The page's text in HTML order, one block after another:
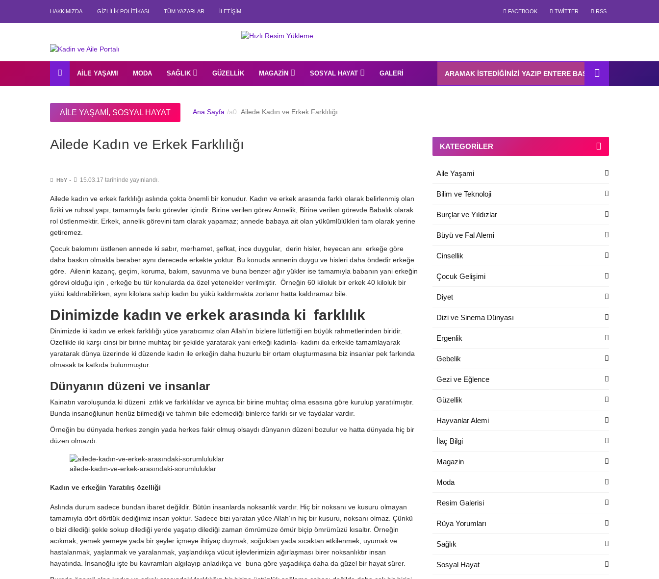
HAKKIMIZDA GIZLILIK POLITIKASI TÜM YAZARLAR İLETIŞIM FACEBOOK TWITTER RSS
AILE YAŞAMI MODA SAĞLIK GÜZELLIK MAGAZIN SOSYAL HAYAT GALERI
AILE YAŞAMI , SOSYAL HAYAT Ana Sayfa Ailede Kadın ve Erkek Farklılığı
Ailede Kadın ve Erkek Farklılığı
HbY - 15.03.17 tarihinde yayınlandı.
Ailede kadın ve erkek farklılığı aslında çokta önemli bir konudur. Kadın ve erkek arasında farklı olarak belirlenmiş olan
fiziki ve ruhsal yapı, tamamıyla farkı görevler içindir. Birine verilen görev Annelik, Birine verilen görevde Babalık olarak
rol üstlenmektir. Erkek, annelik görevini tam olarak yapamaz; annede babaya ait olan yükümlülükleri tam olarak yerine
getiremez.
Çocuk bakımını üstlenen annede ki sabır, merhamet, şefkat, ince duygular, derin hisler, heyecan anı erkeğe göre
daha baskın olmakla beraber aynı derecede erkekte yoktur. Bu konuda annenin duygu ve hisleri daha öndedir erkeğe
göre. Ailenin kazanç, geçim, koruma, bakım, savunma ve buna benzer ağır yükler ise tamamıyla babanın yani erkeğin
görevi olduğu için , erkeğe bu tür konularda da özel yetenekler verilmiştir. Örneğin 60 kiloluk bir erkek 40 kiloluk bir
yükü kaldırabilirken, aynı kilolara sahip kadın bu yükü kaldırmakta zorlanır hatta kaldıramaz bile.
Dinimizde kadın ve erkek arasında ki farklılık
Dinimizde ki kadın ve erkek farklılığı yüce yaratıcımız olan Allah’ın bizlere lütfettiği en büyük rahmetlerinden biridir.
Özellikle iki karşı cinsi bir birine muhtaç bir şekilde yaratarak yani erkeği kadınla- kadını da erkekle tamamlayarak
yaratarak dünya üzerinde ki düzende kadın ile erkeğin daha huzurlu bir ortam oluşturmasına biz insanlar pek farkında
olmasak ta katkıda bulunmuştur.
Dünyanın düzeni ve insanlar
Kainatın varoluşunda ki düzeni zıtlık ve farklılıklar ve ayrıca bir birine muhtaç olma esasına göre kurulup yaratılmıştır.
Bunda insanoğlunun henüz bilmediği ve tahmin bile edemediği binlerce farklı sır ve faydalar vardır.
Örneğin bu dünyada herkes zengin yada herkes fakir olmuş olsaydı dünyanın düzeni bozulur ve hatta dünyada hiç bir
düzen olmazdı.
ailede-kadın-ve-erkek-arasındaki-sorumluluklar
Kadın ve erkeğin Yaratılış özelliği
Aslında durum sadece bundan ibaret değildir. Bütün insanlarda noksanlık vardır. Hiç bir noksanı ve kusuru olmayan
tamamıyla dört dörtlük dediğimiz insan yoktur. Sadece bizi yaratan yüce Allah’ın hiç bir kusuru, noksanı olmaz. Çünkü
o bizi dilediği şekle sokup dilediği yerde yaşatıp dilediği zaman ömrümüze ömür biçip ömrümüzü kısaltır. Örneğin
acıkmak, yemek yemeye yada bir şeyler içmeye ihtiyaç duymak, soğuktan yada sıcaktan etkilenmek, uyumak ve
hastalanmak, yaşlanmak ve yaralanmak, yaşlandıkça vücut işlevlerimizin ağırlaşması birer noksanlıktır insan
hayatında. İnsanoğlu işte bu kavramları algılayıp anladıkça ve buna göre yaşadıkça daha da güzel bir hayat sürer.
KATEGORILER
Aile Yaşami
Bilim ve Teknoloji
Burçlar ve Yıldızlar
Büyü ve Fal Alemi
Cinsellik
Çocuk Gelişimi
Diyet
Dizi ve Sinema Dünyası
Ergenlik
Gebelik
Gezi ve Eğlence
Güzellik
Hayvanlar Alemi
İlaç Bilgi
Magazin
Moda
Resim Galerisi
Rüya Yorumları
Sağlık
Sosyal Hayat